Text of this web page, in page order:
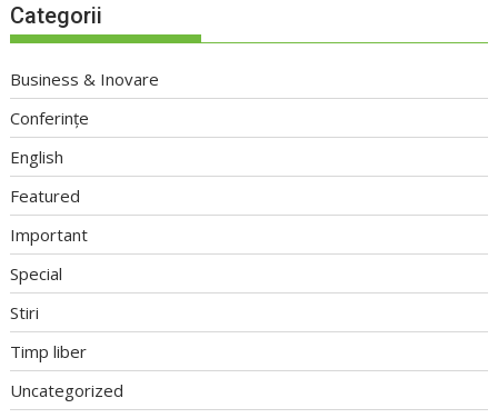
Categorii
Business & Inovare
Conferințe
English
Featured
Important
Special
Stiri
Timp liber
Uncategorized